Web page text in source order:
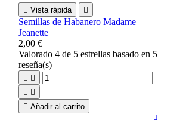
 Vista rápida 
Semillas de Habanero Madame
Jeanette
2,00 €
Valorado 4de 5 estrellas basado en 5
reseña(s)
 
 
 Añadir al carrito